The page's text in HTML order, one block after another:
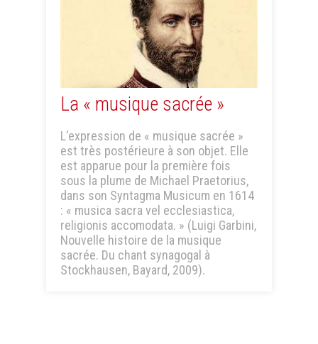
La « musique sacrée »
L'expression de « musique sacrée »
est très postérieure à son objet. Elle
est apparue pour la première fois
sous la plume de Michael Praetorius,
dans son Syntagma Musicum en 1614
: « musica sacra vel ecclesiastica,
religionis accomodata. » (Luigi Garbini,
Nouvelle histoire de la musique
sacrée. Du chant synagogal à
Stockhausen, Bayard, 2009).